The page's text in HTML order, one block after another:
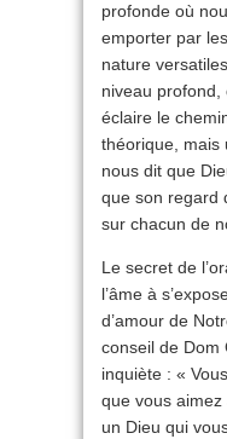
profonde où
emporter par
nature
niveau profond,
éclaire le
théorique, mais
nous dit que
que son regard
sur chacun de
Le secret de
l’âme à
d’amour de
conseil de Dom
inquiète : «
que vous
un Dieu qui